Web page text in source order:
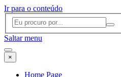
Ir para o conteúdo
Saltar menu
×
Home Page